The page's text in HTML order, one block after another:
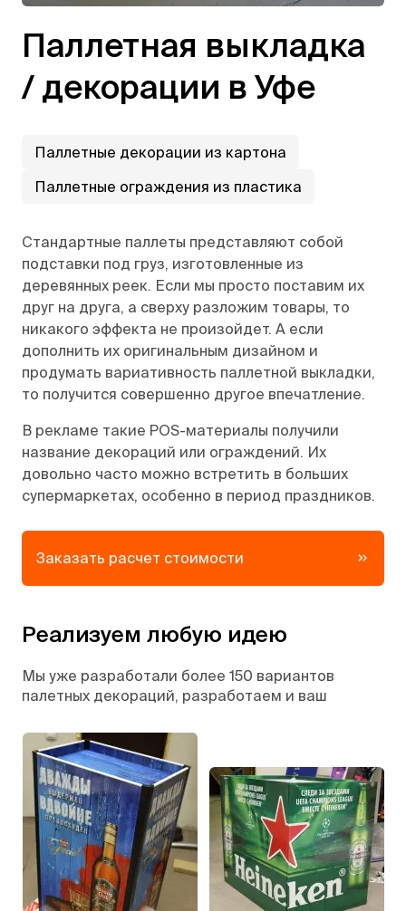
Паллетная выкладка
/ декорации в Уфе
Паллетные декорации из картона
Паллетные ограждения из пластика
Стандартные паллеты представляют собой
подставки под груз, изготовленные из
деревянных реек. Если мы просто поставим их
друг на друга, а сверху разложим товары, то
никакого эффекта не произойдет. А если
дополнить их оригинальным дизайном и
продумать вариативность паллетной выкладки,
то получится совершенно другое впечатление.
В рекламе такие POS-материалы получили
название декораций или ограждений. Их
довольно часто можно встретить в больших
супермаркетах, особенно в период праздников.
Заказать расчет стоимости
Реализуем любую идею
Мы уже разработали более 150 вариантов
палетных декораций, разработаем и ваш